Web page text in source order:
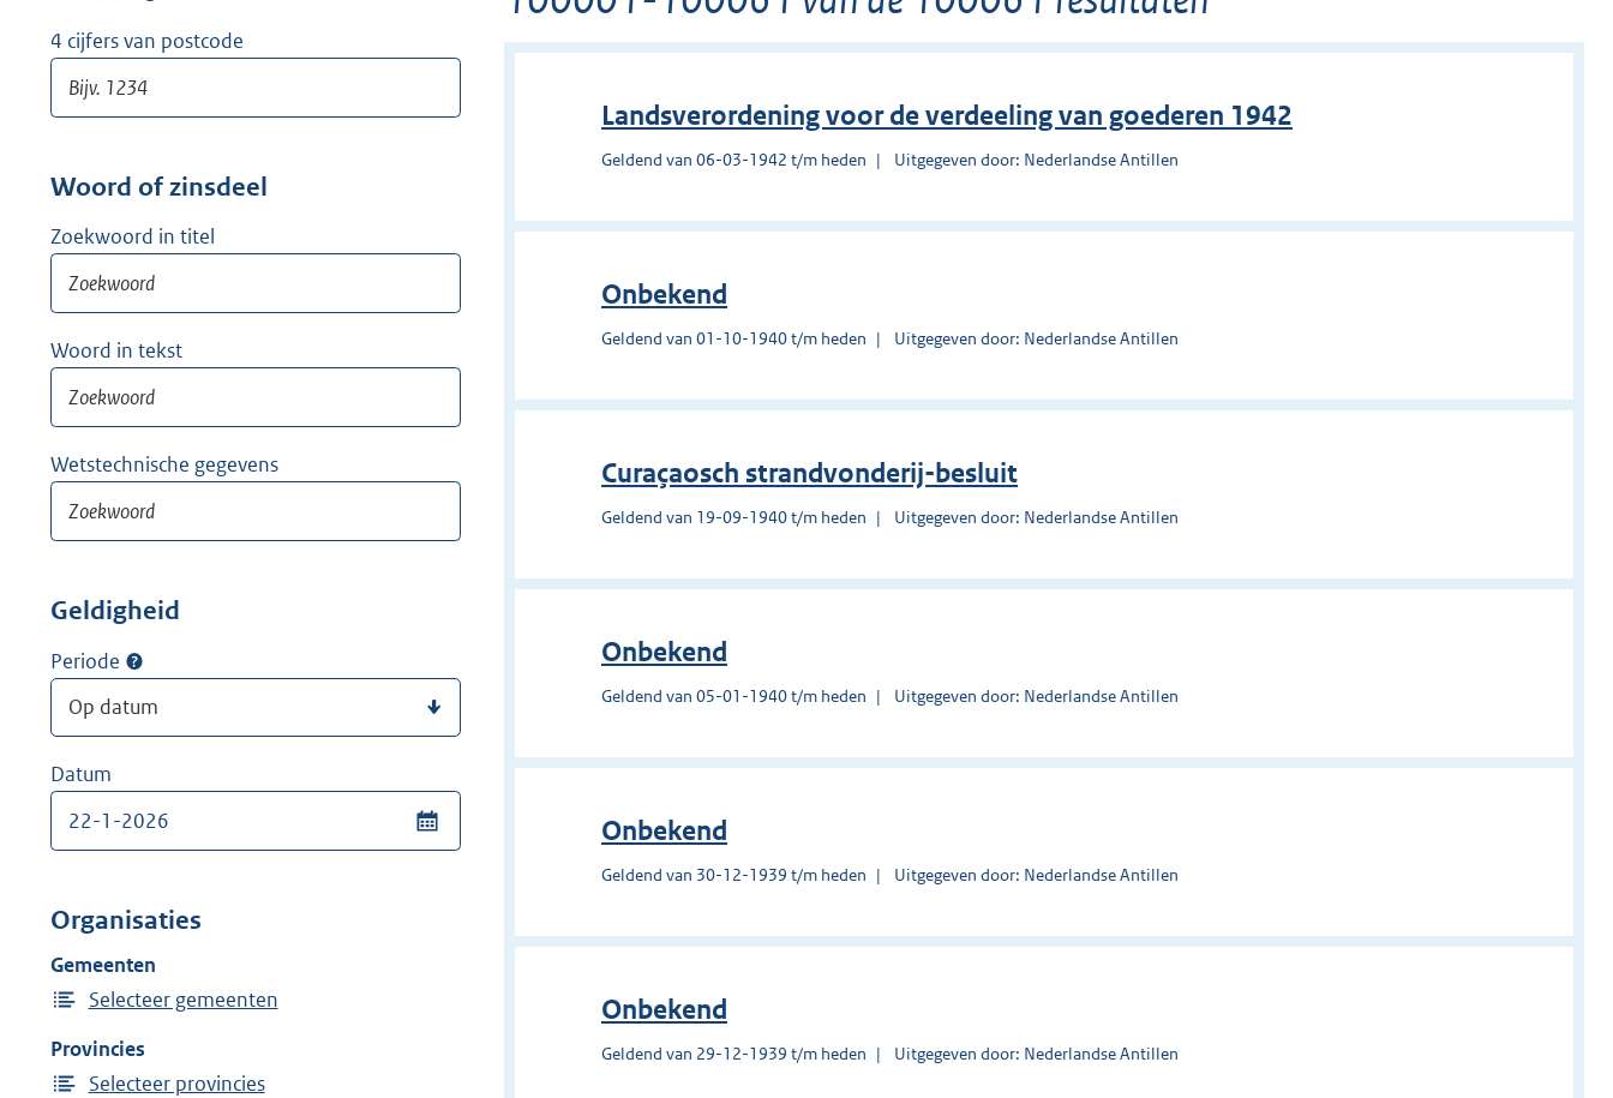
i
4 cijfers van postcode
Woord of zinsdeel
Zoekwoord in titel
Woord in tekst
Wetstechnische gegevens
Geldigheid
Periode
Datum
Organisaties
Gemeenten
Selecteer gemeenten
Provincies
Selecteer provincies
Landsverordening voor de verdeeling van goederen 1942
Geldend van 06-03-1942 t/m heden Uitgegeven door: Nederlandse Antillen
Onbekend
Geldend van 01-10-1940 t/m heden Uitgegeven door: Nederlandse Antillen
Curaçaosch strandvonderij-besluit
Geldend van 19-09-1940 t/m heden Uitgegeven door: Nederlandse Antillen
Onbekend
Geldend van 05-01-1940 t/m heden Uitgegeven door: Nederlandse Antillen
Onbekend
Geldend van 30-12-1939 t/m heden Uitgegeven door: Nederlandse Antillen
Onbekend
Geldend van 29-12-1939 t/m heden Uitgegeven door: Nederlandse Antillen